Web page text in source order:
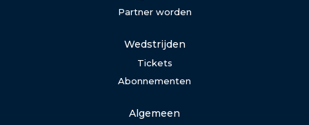
Partner worden
Wedstrijden
Tickets
Abonnementen
Algemeen